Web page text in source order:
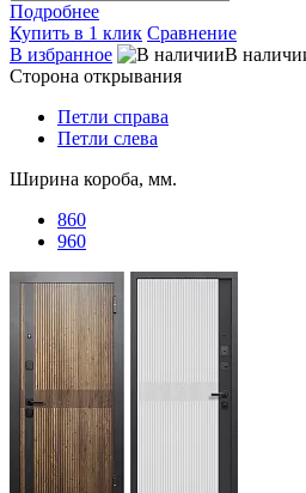
Подробнее
Купить в 1 клик Сравнение
В избранное
В
Сторона открывания
Петли справа
Петли слева
Ширина короба, мм.
860
960